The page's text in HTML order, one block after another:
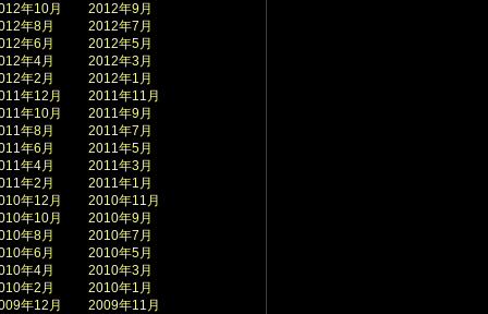
年10月
2012年9月
年8月
2012年7月
年6月
2012年5月
年4月
2012年3月
年2月
2012年1月
年12月
2011年11月
年10月
2011年9月
年8月
2011年7月
年6月
2011年5月
年4月
2011年3月
年2月
2011年1月
年12月
2010年11月
年10月
2010年9月
年8月
2010年7月
年6月
2010年5月
年4月
2010年3月
年2月
2010年1月
年12月
2009年11月